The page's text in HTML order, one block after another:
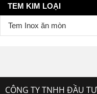
Ưu điểm hàng đầu
chịu tuyệt vời:
quyền bảo vệ bề mặp
TEM KIM LOẠI
Tem Inox ăn mòn
CÔNG TY TNHH ĐẦU